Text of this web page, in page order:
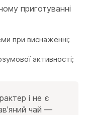
приготуванні
при виснаженні;
активності;
і не є
чай —